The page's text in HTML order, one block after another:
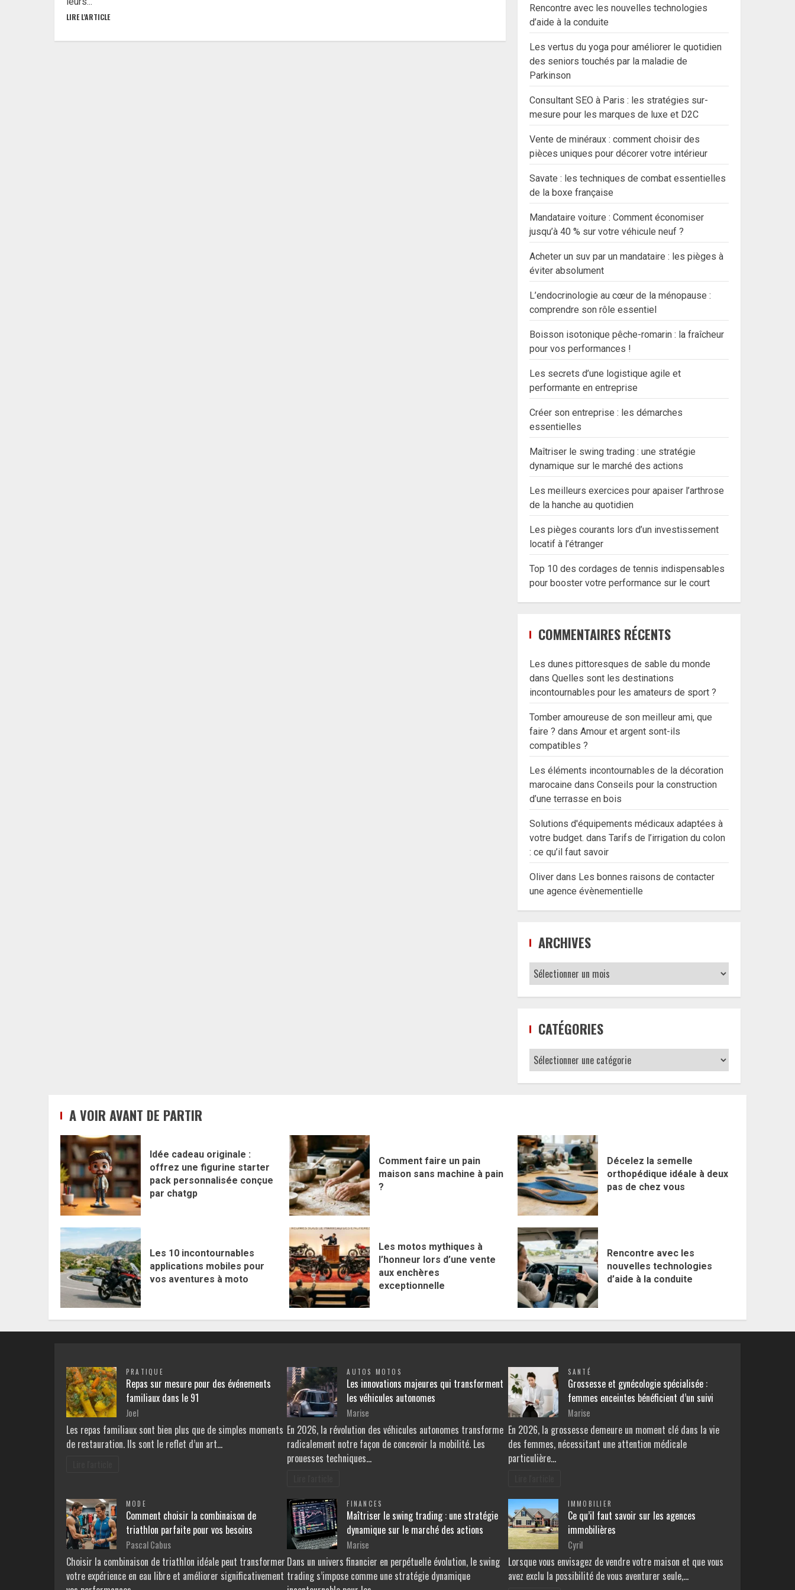
LIRE L'ARTICLE
Rencontre avec les nouvelles technologies
d’aide à la conduite
Les vertus du yoga pour améliorer le quotidien
des seniors touchés par la maladie de
Parkinson
Consultant SEO à Paris : les stratégies sur-
mesure pour les marques de luxe et D2C
Vente de minéraux : comment choisir des
pièces uniques pour décorer votre intérieur
Savate : les techniques de combat essentielles
de la boxe française
Mandataire voiture : Comment économiser
jusqu’à 40 % sur votre véhicule neuf ?
Acheter un suv par un mandataire : les pièges à
éviter absolument
L’endocrinologie au cœur de la ménopause :
comprendre son rôle essentiel
Boisson isotonique pêche-romarin : la fraîcheur
pour vos performances !
Les secrets d’une logistique agile et
performante en entreprise
Créer son entreprise : les démarches
essentielles
Maîtriser le swing trading : une stratégie
dynamique sur le marché des actions
Les meilleurs exercices pour apaiser l’arthrose
de la hanche au quotidien
Les pièges courants lors d’un investissement
locatif à l’étranger
Top 10 des cordages de tennis indispensables
pour booster votre performance sur le court
COMMENTAIRES RÉCENTS
Les dunes pittoresques de sable du monde
dansQuelles sont les destinations
incontournables pour les amateurs de sport ?
Tomber amoureuse de son meilleur ami, que
faire ? dansAmour et argent sont-ils
compatibles ?
Les éléments incontournables de la décoration
marocaine dansConseils pour la construction
d’une terrasse en bois
Solutions d'équipements médicaux adaptées à
votre budget. dansTarifs de l’irrigation du colon
: ce qu’il faut savoir
Oliver dans Les bonnes raisons de contacter
une agence évènementielle
ARCHIVES
Archives
CATÉGORIES
Catégories
A VOIR AVANT DE PARTIR
Idée cadeau originale :
offrez une figurine starter
pack personnalisée conçue
par chatgp
Comment faire un pain
maison sans machine à pain
?
Décelez la semelle
orthopédique idéale à deux
pas de chez vous
Les 10 incontournables
applications mobiles pour
vos aventures à moto
Les motos mythiques à
l’honneur lors d’une vente
aux enchères
exceptionnelle
Rencontre avec les
nouvelles technologies
d’aide à la conduite
PRATIQUE
Repas sur mesure pour des événements
familiaux dans le 91
Joel
Les repas familiaux sont bien plus que de simples moments
de restauration. Ils sont le reflet d’un art…
AUTOS MOTOS
Les innovations majeures qui transforment
les véhicules autonomes
Marise
En 2026, la révolution des véhicules autonomes transforme
radicalement notre façon de concevoir la mobilité. Les
prouesses techniques…
SANTÉ
Grossesse et gynécologie spécialisée :
femmes enceintes bénéficient d’un suivi
Marise
En 2026, la grossesse demeure un moment clé dans la vie
des femmes, nécessitant une attention médicale
particulière…
MODE
Comment choisir la combinaison de
triathlon parfaite pour vos besoins
Pascal Cabus
Choisir la combinaison de triathlon idéale peut transformer
votre expérience en eau libre et améliorer significativement
FINANCES
Maîtriser le swing trading : une stratégie
dynamique sur le marché des actions
Marise
Dans un univers financier en perpétuelle évolution, le swing
trading s’impose comme une stratégie dynamique
IMMOBILIER
Ce qu’il faut savoir sur les agences
immobilières
Cyril
Lorsque vous envisagez de vendre votre maison et que vous
avez exclu la possibilité de vous aventurer seule,…